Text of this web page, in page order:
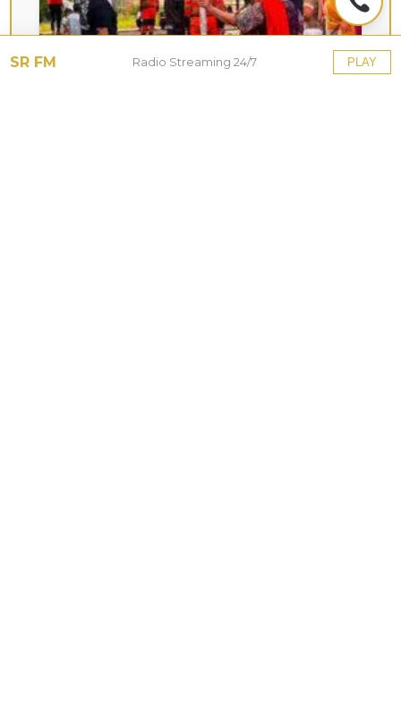
SR FM Radio Streaming 24/7 PLAY